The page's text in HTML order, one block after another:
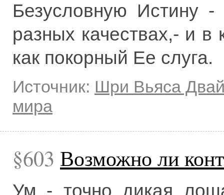
Безусловную Истину
разных качествах,- и в
как покорный Ее слуга.
Источник: Шри Вьяса
мира
603 Возможно ли
Ум - точно дикая